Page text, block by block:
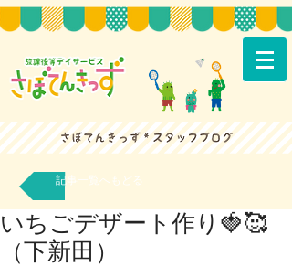
記事一覧へもどる
いちごデザート作り🍓🥰
（下新田）